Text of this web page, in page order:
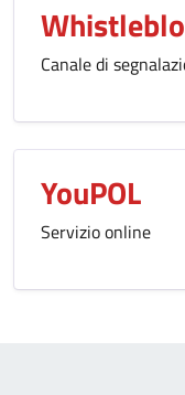
Canale di
YouPOL
Servizio online